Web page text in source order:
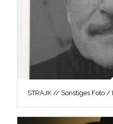
STRAJK // Sonstiges Foto